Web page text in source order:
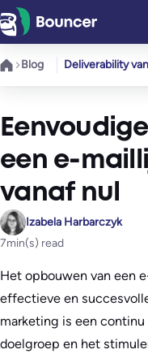
Ga
naar
de
Blog Deliverability
een e-
vanaf nul
Izabela Harbarczyk
7min(s) read
Het opbouwen van een
effectieve en
marketing is een
doelgroep en het